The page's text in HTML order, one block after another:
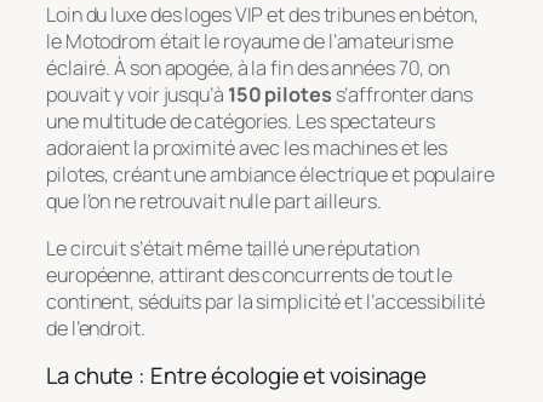
Loin du luxe des loges VIP et des tribunes en béton,
le Motodrom était le royaume de l’amateurisme
éclairé. À son apogée, à la fin des années 70, on
pouvait y voir jusqu’à 150 pilotes s’affronter dans
une multitude de catégories. Les spectateurs
adoraient la proximité avec les machines et les
pilotes, créant une ambiance électrique et populaire
que l’on ne retrouvait nulle part ailleurs.
Le circuit s’était même taillé une réputation
européenne, attirant des concurrents de tout le
continent, séduits par la simplicité et l’accessibilité
de l’endroit.
La chute : Entre écologie et voisinage